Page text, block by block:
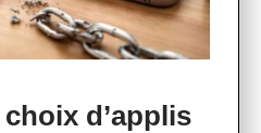
d’applis